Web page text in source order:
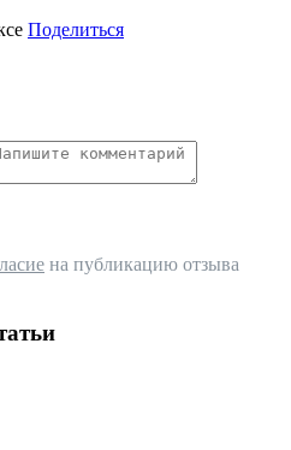
Поделиться
на публикацию отзыва